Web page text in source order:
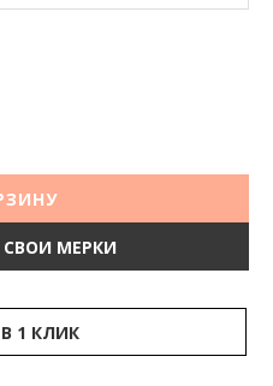
МЕРКИ
1 КЛИК